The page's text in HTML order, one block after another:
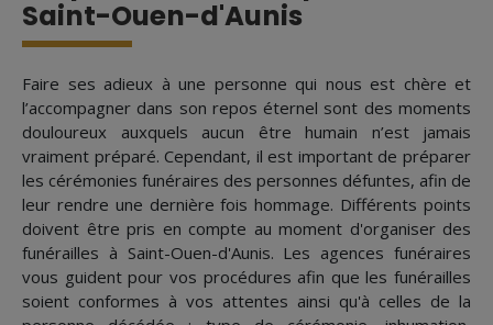
Saint-Ouen-d'Aunis
Faire ses adieux à une personne qui nous est chère et
l’accompagner dans son repos éternel sont des moments
douloureux auxquels aucun être humain n’est jamais
vraiment préparé. Cependant, il est important de préparer
les cérémonies funéraires des personnes défuntes, afin de
leur rendre une dernière fois hommage. Différents points
doivent être pris en compte au moment d'organiser des
funérailles à Saint-Ouen-d'Aunis. Les agences funéraires
vous guident pour vos procédures afin que les funérailles
soient conformes à vos attentes ainsi qu'à celles de la